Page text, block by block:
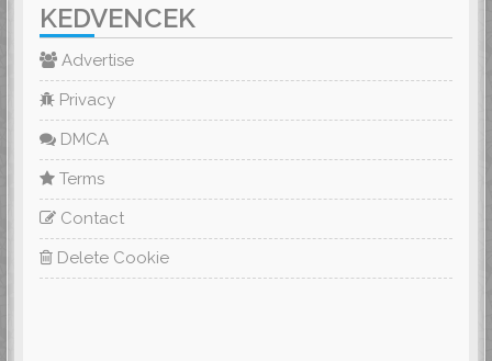
KEDVENCEK
Advertise
Privacy
DMCA
Terms
Contact
Delete Cookie